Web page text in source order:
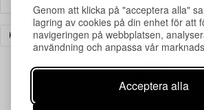
Genom att klicka på "acceptera alla"
lagring av cookies på din enhet för att
navigeringen på webbplatsen,
användning och anpassa vår
Acceptera alla
KONST MODERN INTERNATIONELL KONST